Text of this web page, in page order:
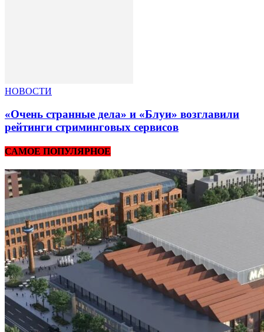
НОВОСТИ
«Очень странные дела» и «Блуи» возглавили
рейтинги стриминговых сервисов
САМОЕ ПОПУЛЯРНОЕ